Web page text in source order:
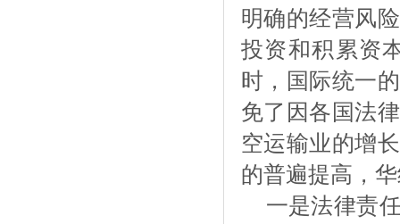
明确的经营风
投资和积累资
时，国际统一
免了因各国法
空运输业的增
的普遍提高，
一是法律责